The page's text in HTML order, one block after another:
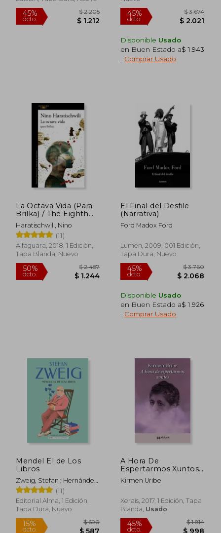
45%
dcto.
45%
dcto.
Disponible Usado
en Buen Estado a$ 1.943
Comprar Usado
La Octava Vida (Para
Brilka) / The Eighth
Life (for Brilka)
Haratischwili, Nino
(11)
Alfaguara, 2018, 1 Edición,
Tapa Blanda, Nuevo
El Final del Desfile
(Narrativa)
Ford Madox Ford
Lumen, 2009, 001 Edición,
Tapa Dura, Nuevo
45%
Disponible Usado
en Buen Estado a$ 1.926
Comprar Usado
Mendel El de Los
Libros
Zweig, Stefan ; Hernández
Rodilla, Itziar ; Pallarès,
Marc
(11)
Editorial Alma, 1 Edición,
Tapa Dura, Nuevo
A Hora De
Espertarmos Xuntos
(Edición Literaria -
Narrativa)
Kirmen Uribe
Xerais, 2017, 1 Edición, Tapa
Blanda, Usado